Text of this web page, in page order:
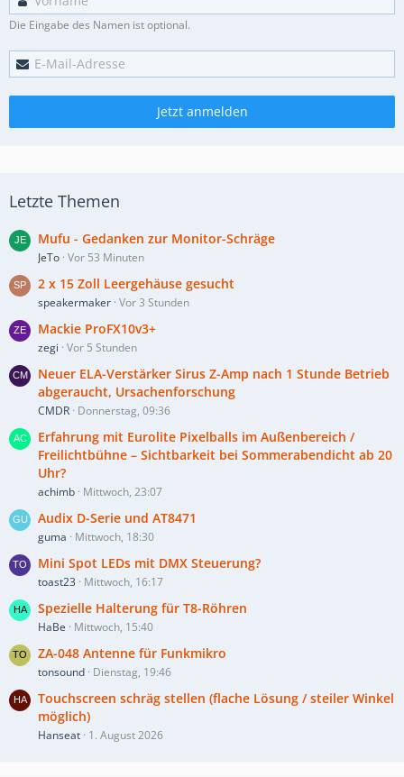
Die Eingabe des Namen ist optional.
Jetzt anmelden
Letzte Themen
Mufu - Gedanken zur Monitor-Schräge
JeTo Vor 53 Minuten
2 x 15 Zoll Leergehäuse gesucht
speakermaker Vor 3 Stunden
Mackie ProFX10v3+
zegi Vor 5 Stunden
Neuer ELA-Verstärker Sirus Z-Amp nach 1 Stunde Betrieb
abgeraucht, Ursachenforschung
CMDR Donnerstag, 09:36
Erfahrung mit Eurolite Pixelballs im Außenbereich /
Freilichtbühne – Sichtbarkeit bei Sommerabendicht ab 20
Uhr?
achimb Mittwoch, 23:07
Audix D-Serie und AT8471
guma Mittwoch, 18:30
Mini Spot LEDs mit DMX Steuerung?
toast23 Mittwoch, 16:17
Spezielle Halterung für T8-Röhren
HaBe Mittwoch, 15:40
ZA-048 Antenne für Funkmikro
tonsound Dienstag, 19:46
Touchscreen schräg stellen (flache Lösung / steiler Winkel
möglich)
Hanseat 1. August 2026